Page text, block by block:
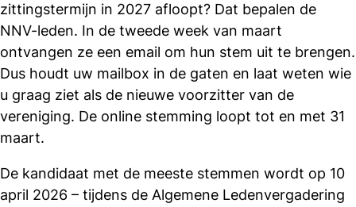
zittingstermijn in 2027 afloopt? Dat bepalen de
NNV-leden. In de tweede week van maart
ontvangen ze een email om hun stem uit te brengen.
Dus houdt uw mailbox in de gaten en laat weten wie
u graag ziet als de nieuwe voorzitter van de
vereniging. De online stemming loopt tot en met 31
maart.
De kandidaat met de meeste stemmen wordt op 10
april 2026 – tijdens de Algemene Ledenvergadering